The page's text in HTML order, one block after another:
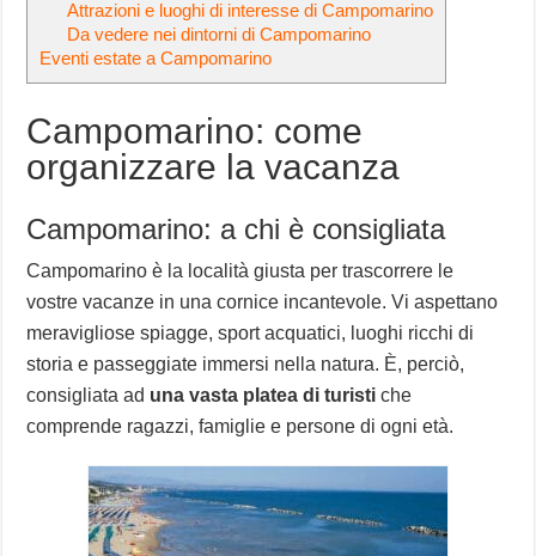
Attrazioni e luoghi di interesse di Campomarino
Da vedere nei dintorni di Campomarino
Eventi estate a Campomarino
Campomarino: come
organizzare la vacanza
Campomarino: a chi è consigliata
Campomarino è la località giusta per trascorrere le
vostre vacanze in una cornice incantevole. Vi aspettano
meravigliose spiagge, sport acquatici, luoghi ricchi di
storia e passeggiate immersi nella natura. È, perciò,
consigliata ad una vasta platea di turisti che
comprende ragazzi, famiglie e persone di ogni età.